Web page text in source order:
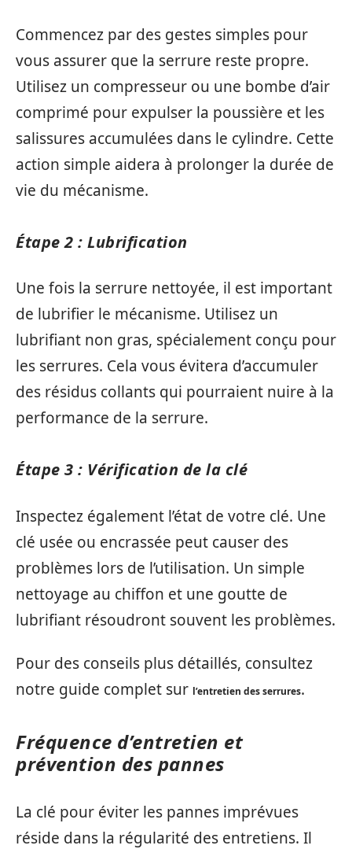
Commencez par des gestes simples pour
vous assurer que la serrure reste propre.
Utilisez un compresseur ou une bombe d’air
comprimé pour expulser la poussière et les
salissures accumulées dans le cylindre. Cette
action simple aidera à prolonger la durée de
vie du mécanisme.
Étape 2 : Lubrification
Une fois la serrure nettoyée, il est important
de lubrifier le mécanisme. Utilisez un
lubrifiant non gras, spécialement conçu pour
les serrures. Cela vous évitera d’accumuler
des résidus collants qui pourraient nuire à la
performance de la serrure.
Étape 3 : Vérification de la clé
Inspectez également l’état de votre clé. Une
clé usée ou encrassée peut causer des
problèmes lors de l’utilisation. Un simple
nettoyage au chiffon et une goutte de
lubrifiant résoudront souvent les problèmes.
Pour des conseils plus détaillés, consultez
notre guide complet sur l’entretien des serrures.
Fréquence d’entretien et
prévention des pannes
La clé pour éviter les pannes imprévues
réside dans la régularité des entretiens. Il